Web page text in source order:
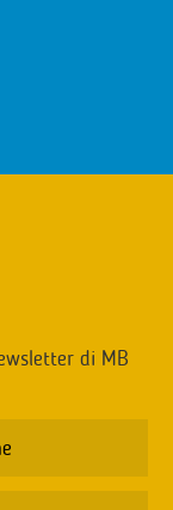
di MB